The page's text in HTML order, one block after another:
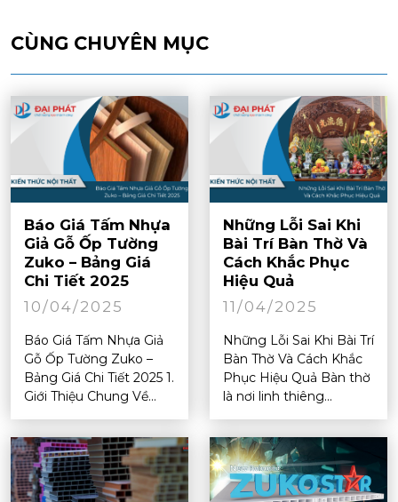
CÙNG CHUYÊN MỤC
Báo Giá Tấm Nhựa
Giả Gỗ Ốp Tường
Zuko – Bảng Giá
Chi Tiết 2025
10/04/2025
Báo Giá Tấm Nhựa Giả
Gỗ Ốp Tường Zuko –
Bảng Giá Chi Tiết 2025 1.
Giới Thiệu Chung Về...
Những Lỗi Sai Khi
Bài Trí Bàn Thờ Và
Cách Khắc Phục
Hiệu Quả
11/04/2025
Những Lỗi Sai Khi Bài Trí
Bàn Thờ Và Cách Khắc
Phục Hiệu Quả Bàn thờ
là nơi linh thiêng...